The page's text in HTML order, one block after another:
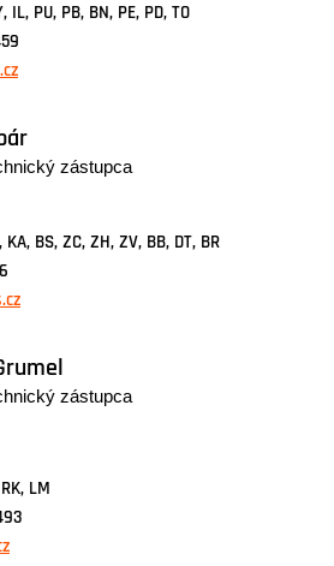
IL, PU, PB, BN, PE, PD, TO
zástupca
KA, BS, ZC, ZH, ZV, BB, DT, BR
zástupca
LM